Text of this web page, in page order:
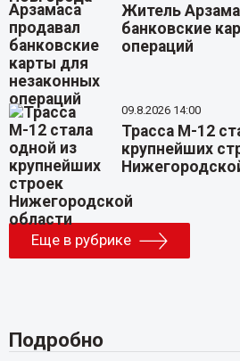
Житель
банковские
операций
09.8.2026 14:00
Трасса М-12
крупнейших
Еще в рубрике
Подробно